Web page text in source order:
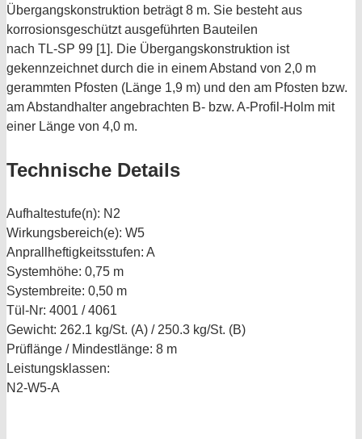
Übergangskonstruktion beträgt 8 m. Sie besteht aus
korrosionsgeschützt ausgeführten Bauteilen
nach TL-SP 99 [1]. Die Übergangskonstruktion ist
gekennzeichnet durch die in einem Abstand von 2,0 m
gerammten Pfosten (Länge 1,9 m) und den am Pfosten bzw.
am Abstandhalter angebrachten B- bzw. A-Profil-Holm mit
einer Länge von 4,0 m.
Technische Details
Aufhaltestufe(n): N2
Wirkungsbereich(e): W5
Anprallheftigkeitsstufen: A
Systemhöhe: 0,75 m
Systembreite: 0,50 m
Tül-Nr: 4001 / 4061
Gewicht: 262.1 kg/St. (A) / 250.3 kg/St. (B)
Prüflänge / Mindestlänge: 8 m
Leistungsklassen:
N2-W5-A